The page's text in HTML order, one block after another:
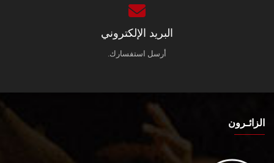
البريد الإلكتروني
أرسل استفسارك.
الزائـرون